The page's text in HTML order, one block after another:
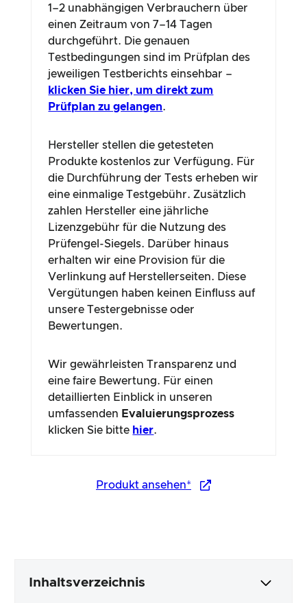
1–2 unabhängigen Verbrauchern über
einen Zeitraum von 7–14 Tagen
durchgeführt. Die genauen
Testbedingungen sind im Prüfplan des
jeweiligen Testberichts einsehbar –
klicken Sie hier, um direkt zum
Prüfplan zu gelangen.
Hersteller stellen die getesteten
Produkte kostenlos zur Verfügung. Für
die Durchführung der Tests erheben wir
eine einmalige Testgebühr. Zusätzlich
zahlen Hersteller eine jährliche
Lizenzgebühr für die Nutzung des
Prüfengel-Siegels. Darüber hinaus
erhalten wir eine Provision für die
Verlinkung auf Herstellerseiten. Diese
Vergütungen haben keinen Einfluss auf
unsere Testergebnisse oder
Bewertungen.
Wir gewährleisten Transparenz und
eine faire Bewertung. Für einen
detaillierten Einblick in unseren
umfassenden Evaluierungsprozess
klicken Sie bitte hier.
Produkt ansehen*
Inhaltsverzeichnis